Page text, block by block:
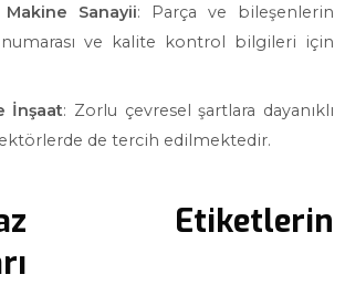
Sanayii: Parça ve bileşenlerin
numarası ve kalite kontrol bilgileri için
İnşaat: Zorlu çevresel şartlara dayanıklı
de tercih edilmektedir.
Etiketlerin